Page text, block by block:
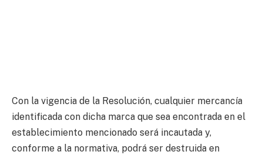
Con la vigencia de la Resolución, cualquier mercancía
identificada con dicha marca que sea encontrada en el
establecimiento mencionado será incautada y,
conforme a la normativa, podrá ser destruida en